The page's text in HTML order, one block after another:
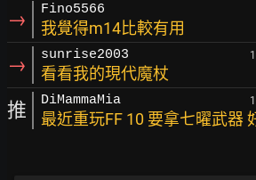
→ Fino5566
我覺得m14比較有用
→ sunrise2003
看看我的現代魔杖
推 DiMammaMia
最近重玩FF 10 要拿七曜武器